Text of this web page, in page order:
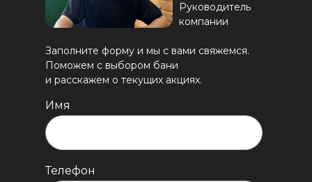
Заполните форму и мы с вами свяжемся.
Поможем с выбором бани
и расскажем о текущих акциях.
Руководитель
компании
Имя
Телефон